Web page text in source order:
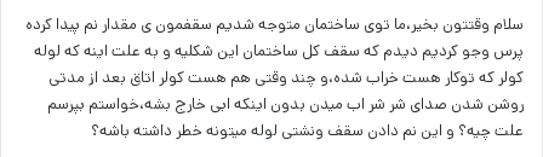
:
سلام وقتتون بخیر،ما توی ساختمان متوجه شدیم سقفمون ی مقدار نم پیدا کرده
پرس و‌جو کردیم دیدم که سقف کل ساختمان این شکلیه و به علت اینه که لوله
کولر که توکار هست خراب شده،و چند وقتی هم هست کولر اتاق بعد از مدتی
روشن شدن صدای شر شر اب میدن بدون اینکه ابی خارج بشه،خواستم بپرسم
علت چیه؟ و‌ این نم دادن سقف و‌نشتی لوله میتونه خطر داشته باشه؟